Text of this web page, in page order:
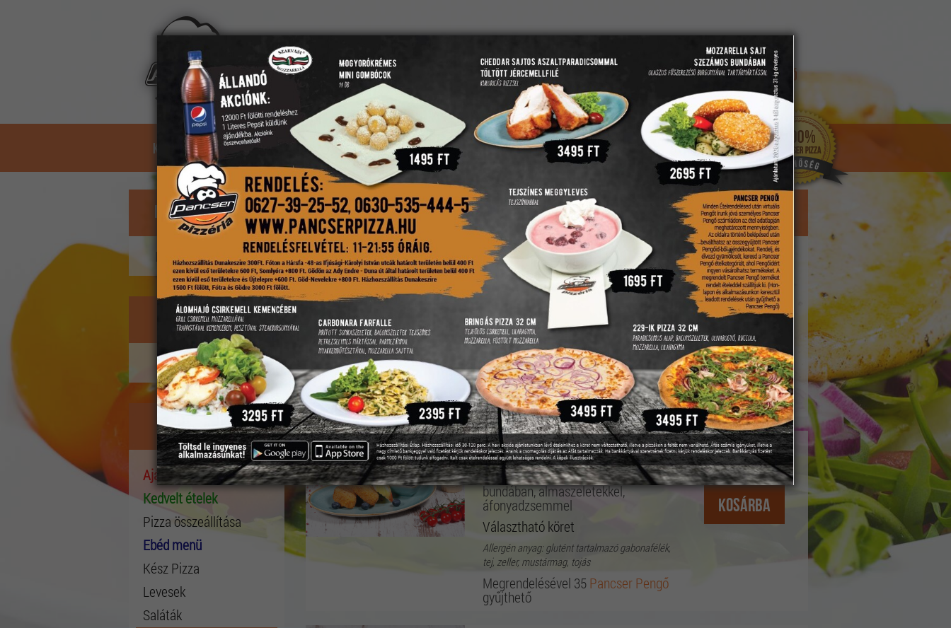
REGISZTRÁCIÓ
ELFELEJTETT JELSZÓ
Kosár:üres (Kosár mutatása
KEZDŐLAP ÉTLAP ASZTALFOGLALÁS ÉTTERMÜNK PANCSER PENGŐ KAPCSOLAT KOSÁR
Éttermünk ZÁRVA
Nyitás 10:40-kor.
Kosár
A kosárban nincs étel.
Étlap
Ajánlataink
Kedvelt ételek
Pizza összeállítása
Ebéd menü
Kész Pizza
Levesek
Saláták
Kímélő ételek
Bundázott sajtvariáció
füstölt mozzarella, mozzarella,
trappista, camambert bécsi bundába
tartármártással
Választható köret
Allergén anyag: glutént tartalmazó gabonafélék,
tej, zeller, mustármag, tojás
Megrendelésével 40Pancser Pengő
gyűjthető
5195 Ft
Kosárba
Camamber almával áfonyával
Camambert sajtszeletek bécsi
bundában, almaszeletekkel,
áfonyadzsemmel
Választható köret
Allergén anyag: glutént tartalmazó gabonafélék,
tej, zeller, mustármag, tojás
Megrendelésével 35Pancser Pengő
gyűjthető
3895 Ft
Kosárba